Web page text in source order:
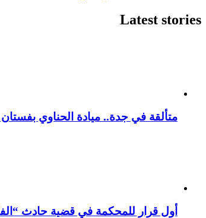
Latest stories
متألقة في جدة.. ميادة الحناوي
أول قرار للمحكمة في قضية حادث